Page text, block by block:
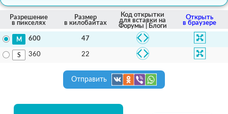
Разрешение
в пикселях
Размер
в килобайтах
Код открытки
для вставки на
Форумы | Блоги
Открыть
в браузере
600 47
360 22
Отправить